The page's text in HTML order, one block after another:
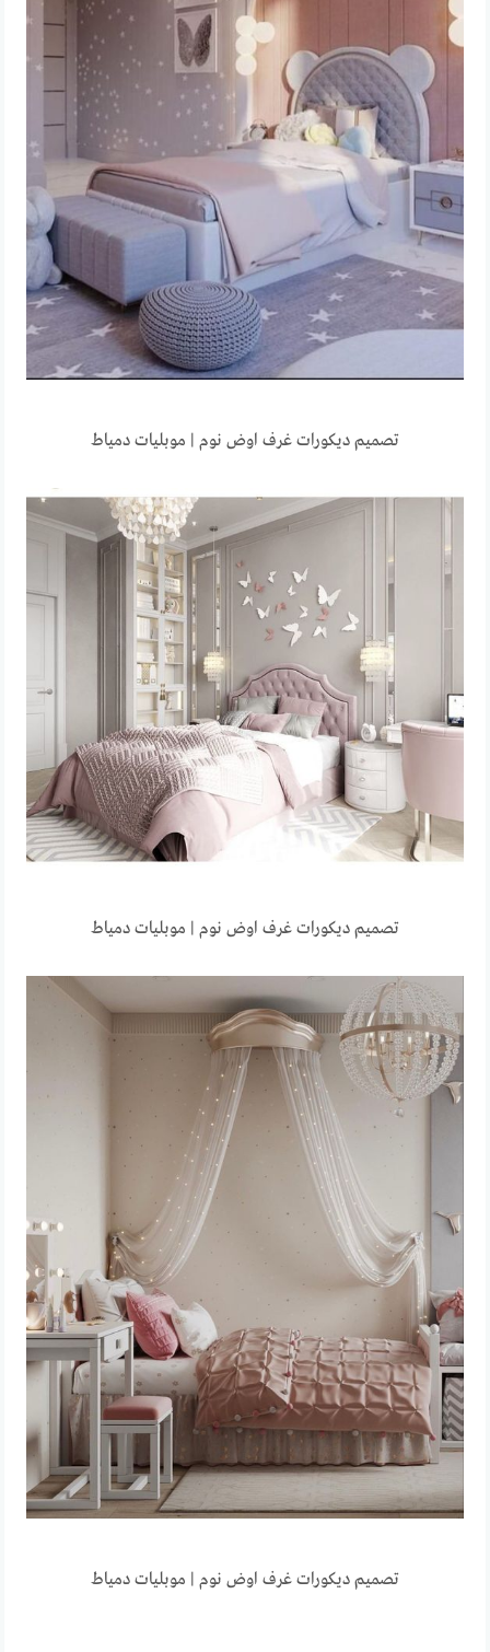
تصميم ديكورات غرف اوض نوم | موبليات دمياط
تصميم ديكورات غرف اوض نوم | موبليات دمياط
تصميم ديكورات غرف اوض نوم | موبليات دمياط